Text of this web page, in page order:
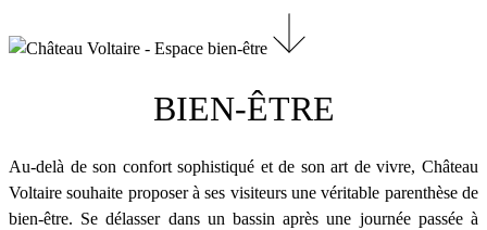
BIEN-ÊTRE
Au-delà de son confort sophistiqué et de son art de vivre, Château
Voltaire souhaite proposer à ses visiteurs une véritable parenthèse de
bien-être. Se délasser dans un bassin après une journée passée à